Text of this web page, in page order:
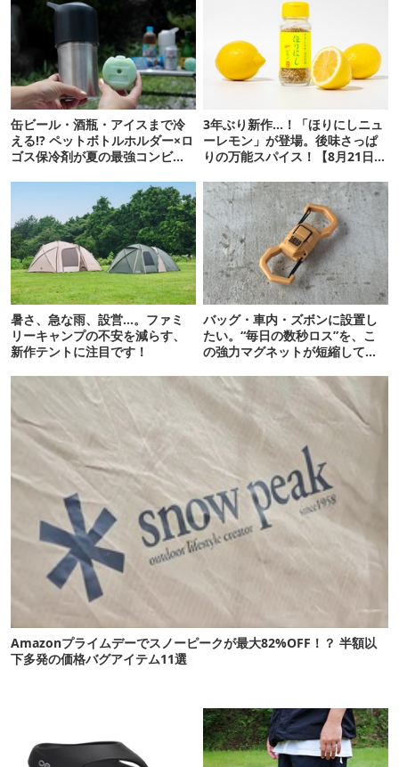
缶ビール・酒瓶・アイスまで冷
える!? ペットボトルホルダー×ロ
ゴス保冷剤が夏の最強コンビだ
3年ぶり新作…！「ほりにしニュ
ーレモン」が登場。後味さっぱ
りの万能スパイス！【8月21日発
暑さ、急な雨、設営…。ファミ
リーキャンプの不安を減らす、
新作テントに注目です！
バッグ・車内・ズボンに設置し
たい。“毎日の数秒ロス”を、こ
の強力マグネットが短縮してく
Amazonプライムデーでスノーピークが最大82%OFF！？ 半額以
下多発の価格バグアイテム11選